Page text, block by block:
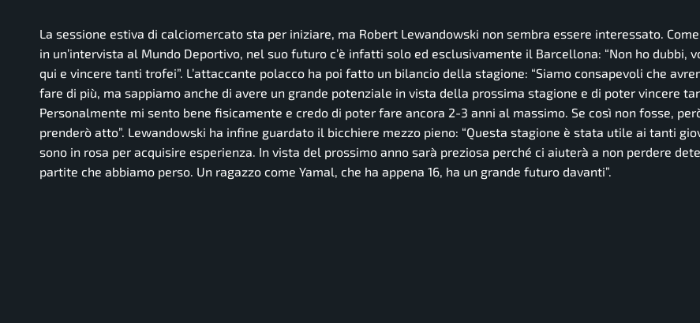
La sessione estiva di calciomercato sta per iniziare, ma Robert Lewandowski non sembra essere interessato.
in un’intervista al Mundo Deportivo, nel suo futuro c’è infatti solo ed esclusivamente il Barcellona: “Non ho dubbi,
qui e vincere tanti trofei”. L’attaccante polacco ha poi fatto un bilancio della stagione: “Siamo consapevoli che
fare di più, ma sappiamo anche di avere un grande potenziale in vista della prossima stagione e di poter vincere
Personalmente mi sento bene fisicamente e credo di poter fare ancora 2-3 anni al massimo. Se così non fosse,
prenderò atto”. Lewandowski ha infine guardato il bicchiere mezzo pieno: “Questa stagione è stata utile ai tanti
sono in rosa per acquisire esperienza. In vista del prossimo anno sarà preziosa perché ci aiuterà a non perdere
partite che abbiamo perso. Un ragazzo come Yamal, che ha appena 16, ha un grande futuro davanti”.